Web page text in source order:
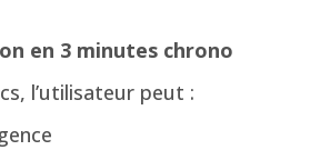
en 3 minutes chrono
l’utilisateur peut :